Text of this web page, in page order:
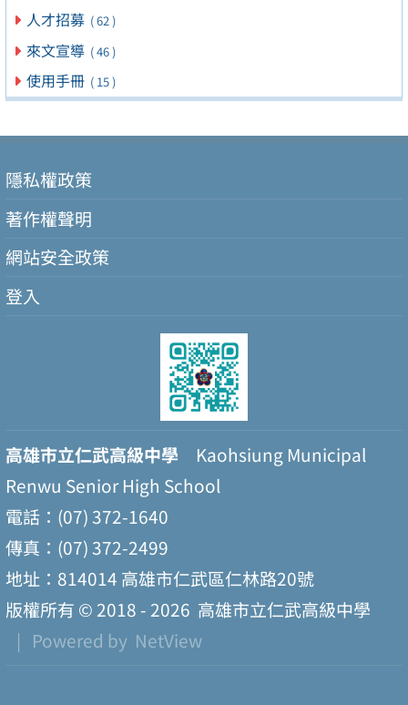
人才招募 ( 62 )
來文宣導 ( 46 )
使用手冊 ( 15 )
隱私權政策
著作權聲明
網站安全政策
登入
高雄市立仁武高級中學 Kaohsiung Municipal
Renwu Senior High School
電話：(07) 372-1640
傳真：(07) 372-2499
地址：814014 高雄市仁武區仁林路20號
版權所有 © 2018 - 2026 高雄市立仁武高級中學
| Powered by NetView